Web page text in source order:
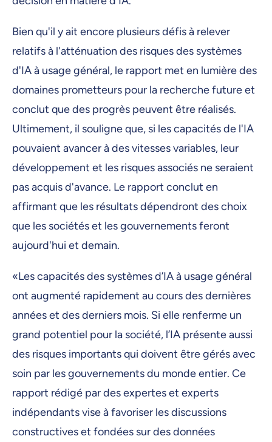
Bien qu'il y ait encore plusieurs défis à relever
relatifs à l'atténuation des risques des systèmes
d'IA à usage général, le rapport met en lumière des
domaines prometteurs pour la recherche future et
conclut que des progrès peuvent être réalisés.
Ultimement, il souligne que, si les capacités de l'IA
pouvaient avancer à des vitesses variables, leur
développement et les risques associés ne seraient
pas acquis d'avance. Le rapport conclut en
affirmant que les résultats dépendront des choix
que les sociétés et les gouvernements feront
aujourd'hui et demain.
«Les capacités des systèmes d’IA à usage général
ont augmenté rapidement au cours des dernières
années et des derniers mois. Si elle renferme un
grand potentiel pour la société, l’IA présente aussi
des risques importants qui doivent être gérés avec
soin par les gouvernements du monde entier. Ce
rapport rédigé par des expertes et experts
indépendants vise à favoriser les discussions
constructives et fondées sur des données